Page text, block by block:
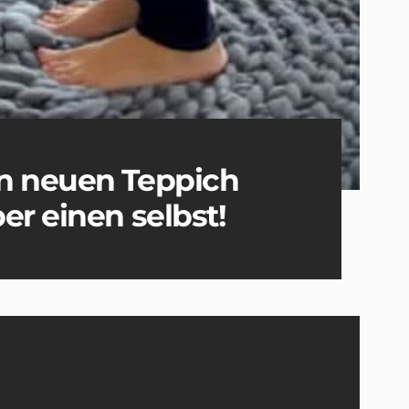
neuen Teppich
einen selbst!